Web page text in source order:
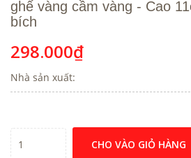
ghế vàng cầm vàng - Cao
bích
298.000₫
Nhà sản xuất:
CHO VÀO GIỎ HÀNG